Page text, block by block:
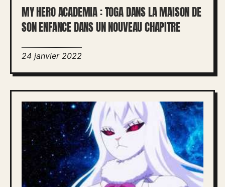
MY HERO ACADEMIA : TOGA DANS LA MAISON DE
SON ENFANCE DANS UN NOUVEAU CHAPITRE
24 janvier 2022